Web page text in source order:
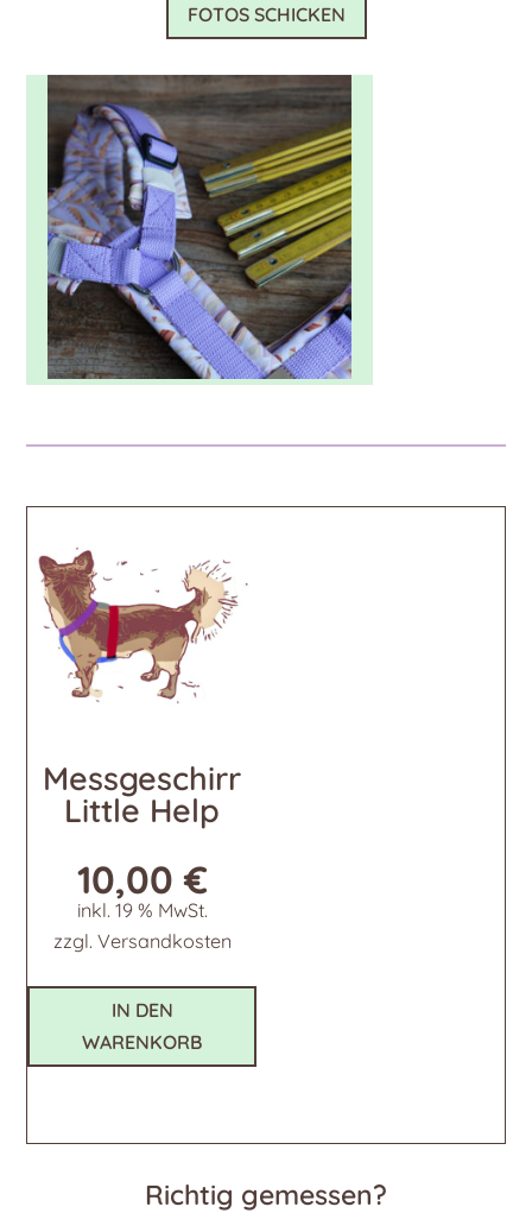
FOTOS SCHICKEN
Messgeschirr
Little Help
10,00€
inkl. 19 % MwSt.
zzgl. Versandkosten
IN DEN
WARENKORB
Richtig gemessen?